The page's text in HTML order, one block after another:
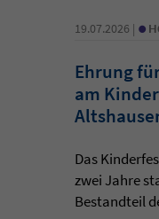
19.07.2026 | •
Ehrung
am
Das
zwei Jahre
Bestandteil